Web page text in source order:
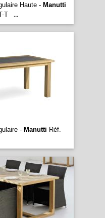
Haute - Manutti
T
...
- Manutti Réf.